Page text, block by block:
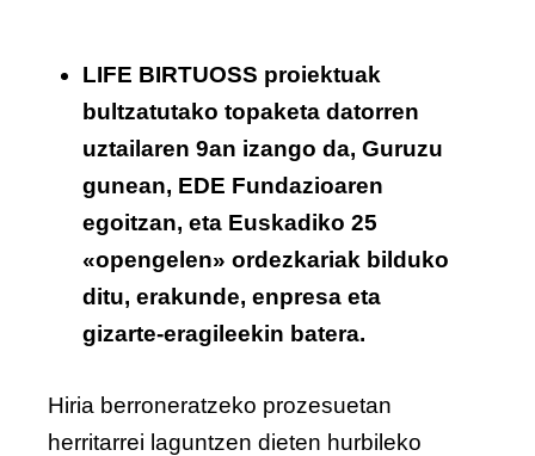
LIFE BIRTUOSS proiektuak
bultzatutako topaketa datorren
uztailaren 9an izango da, Guruzu
gunean, EDE Fundazioaren
egoitzan, eta Euskadiko 25
«opengelen» ordezkariak bilduko
ditu, erakunde, enpresa eta
gizarte-eragileekin batera.
Hiria berroneratzeko prozesuetan
herritarrei laguntzen dieten hurbileko